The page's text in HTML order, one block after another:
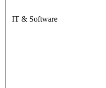
IT & Software